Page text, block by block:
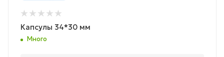
Капсулы 34*30 мм
Много